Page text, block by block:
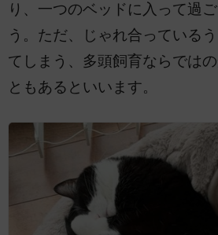
り、一つのベッドに入って過
う。ただ、じゃれ合っている
てしまう、多頭飼育ならでは
ともあるといいます。